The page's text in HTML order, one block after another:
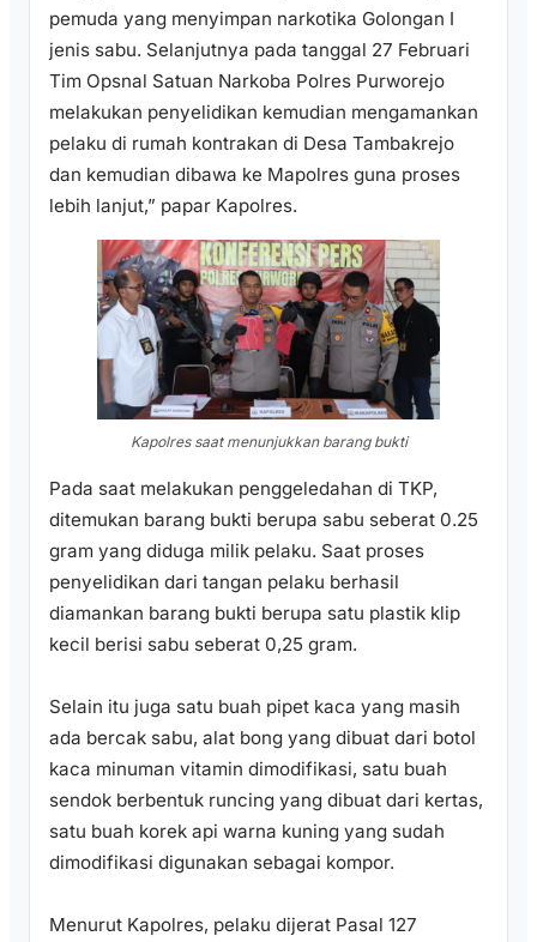
pemuda yang menyimpan narkotika Golongan I
jenis sabu. Selanjutnya pada tanggal 27 Februari
Tim Opsnal Satuan Narkoba Polres Purworejo
melakukan penyelidikan kemudian mengamankan
pelaku di rumah kontrakan di Desa Tambakrejo
dan kemudian dibawa ke Mapolres guna proses
lebih lanjut,” papar Kapolres.
Kapolres saat menunjukkan barang bukti
Pada saat melakukan penggeledahan di TKP,
ditemukan barang bukti berupa sabu seberat 0.25
gram yang diduga milik pelaku. Saat proses
penyelidikan dari tangan pelaku berhasil
diamankan barang bukti berupa satu plastik klip
kecil berisi sabu seberat 0,25 gram.
Selain itu juga satu buah pipet kaca yang masih
ada bercak sabu, alat bong yang dibuat dari botol
kaca minuman vitamin dimodifikasi, satu buah
sendok berbentuk runcing yang dibuat dari kertas,
satu buah korek api warna kuning yang sudah
dimodifikasi digunakan sebagai kompor.
Menurut Kapolres, pelaku dijerat Pasal 127